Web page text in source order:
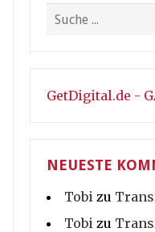
GetDigital.de -
NEUESTE
Tobi zu
Tobi zu